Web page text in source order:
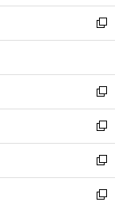
開
く
ウ
で
開
ン
ド
ウ
開
く
ウ
ィ
ン
ウ
で
開
く
し
い
ウ
ン
ド
ウ
で
開
く
新
し
ウ
ィ
ン
ド
ウ
で
開
く
新
し
い
ウ
ィ
ン
ド
新
し
い
ウ
ィ
新
し
い
新